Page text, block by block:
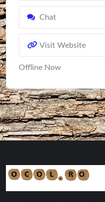
Chat
Visit Website
Offline Now